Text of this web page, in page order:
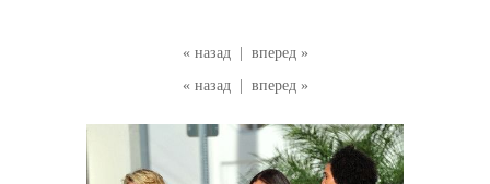
« назад
вперед »
« назад
вперед »